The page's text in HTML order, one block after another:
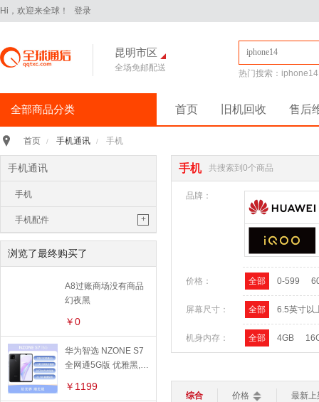
Hi，欢迎来全球！ 登录
昆明市区
全场免邮配送
热门搜索： iphone14
全部商品分类
手机通讯
iPhone16Pro
华为Pura70
华为 nova14 Pro
平板电脑
华为 MatePad Pro 2025款
手机配件
保护膜
保护壳 数据线
华为
轻薄本
路由器
键盘 鼠标
智能家居
>
加湿器
灯光设备
智能电视
首页 旧机回收 售后
首页 / 手机通讯 / 手机
手机通讯
手机
手机配件 +
移动电源
苹果保护壳
华为保护壳
OPPO保护壳
手机周边
浏览了最终购买了
A8过账商场没有商品
幻夜黑
￥0
华为智选 NZONE S7
全网通5G版 优雅黑,6
￥1199
手机 共搜索到0个商品
品牌：
价格： 全部 0-599
屏幕尺寸： 全部 6.5英寸以
机身内存： 全部 4GB
网络制式： 全部 5G网络
综合 价格 最新上